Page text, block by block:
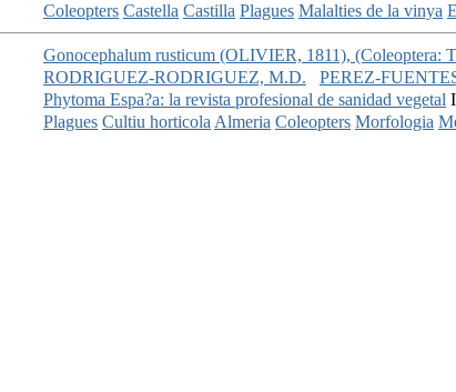
Coleopters Castella Castilla Plagues Malalties de la vinya
Gonocephalum rusticum (OLIVIER, 1811), (Coleoptera:
RODRIGUEZ-RODRIGUEZ, M.D. PEREZ-
Phytoma Espa?a: la revista profesional de sanidad vegetal
Plagues Cultiu horticolaAlmeria Coleopters Morfologia